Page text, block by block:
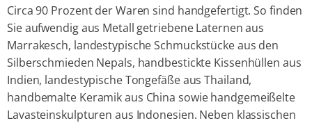
Circa 90 Prozent der Waren sind handgefertigt. So finden
Sie aufwendig aus Metall getriebene Laternen aus
Marrakesch, landestypische Schmuckstücke aus den
Silberschmieden Nepals, handbestickte Kissenhüllen aus
Indien, landestypische Tongefäße aus Thailand,
handbemalte Keramik aus China sowie handgemeißelte
Lavasteinskulpturen aus Indonesien. Neben klassischen